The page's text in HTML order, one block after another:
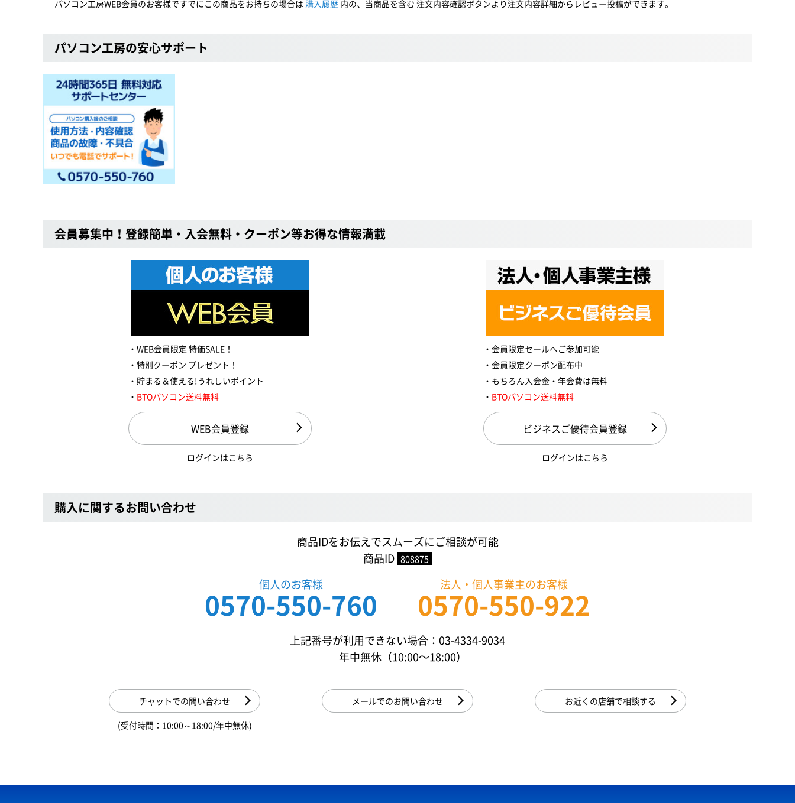
パソコン工房WEB会員のお客様ですでにこの商品をお持ちの場合は 購入履歴 内の、当商品を含む 注文内容確認ボタンより注文内容詳細からレビュー投稿ができます。
パソコン工房の安心サポート
会員募集中！登録簡単・入会無料・クーポン等お得な情報満載
WEB会員限定 特価SALE！
特別クーポン プレゼント！
貯まる＆使える!うれしいポイント
BTOパソコン送料無料
WEB会員登録
ログインはこちら
会員限定セールへご参加可能
会員限定クーポン配布中
もちろん入会金・年会費は無料
BTOパソコン送料無料
ビジネスご優待会員登録
ログインはこちら
購入に関するお問い合わせ
商品IDをお伝えでスムーズにご相談が可能
商品ID 808875
個人のお客様
0570-550-760
法人・個人事業主のお客様
0570-550-922
上記番号が利用できない場合：03-4334-9034
年中無休（10:00〜18:00）
チャットでの問い合わせ
(受付時間：10:00～18:00/年中無休)
メールでのお問い合わせ お近くの店舗で相談する